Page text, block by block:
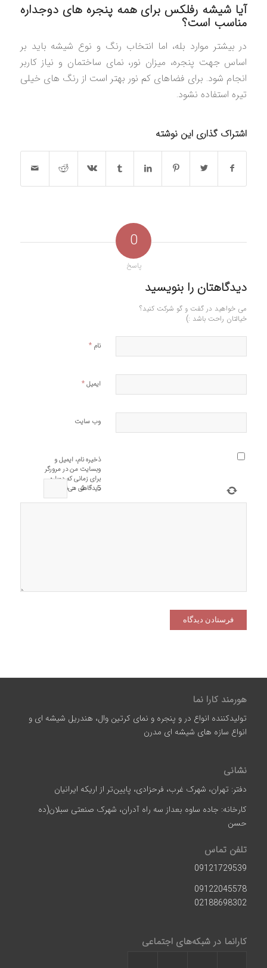
آیا شیشه رفلکس برای همه پنجره های دوجداره
مناسب است؟
در بیشتر موارد بله، اما انتخاب رنگ و نوع شیشه باید بر
اساس جهت پنجره، میزان نور، نمای ساختمان و نیاز کاربر
انجام شود. برای فضاهای کم نور بهتر است از رنگ های خیلی
تیره استفاده نشود.
اشتراک گذاری این نوشته
0
پاسخ
دیدگاهتان را بنویسید
می خواهید در گفت و گو شرکت کنید؟
خیالتان راحت باشد :)
نام *
ایمیل*
وب‌ سایت
ذخیره نام، ایمیل و
وبسایت من در مرورگر
برای زمانی که دوباره
دیدگاهی می‌نویسم.
5
−
4
=
هورمند کارا نما
تولیدکننده انواع در و پنجره و نمای کرتین وال، هندریل شیشه ای و
انواع سازه‌ های شیشه‌ ای مدرن
نشانی
دفتر: تهران، شهرک غرب، فرحزادی، پایین‌تر از اریکه ایرانیان
کارخانه: جاده ساوه بعداز سه راه آدران، شهرک صنعتی سبلان(ده
حسن
تلفن تماس
09121729539
09122045578
02188698302
کارانما در شبکه‌های اجتماعی